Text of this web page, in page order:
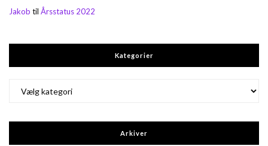
Jakob til Årsstatus 2022
Kategorier
Arkiver